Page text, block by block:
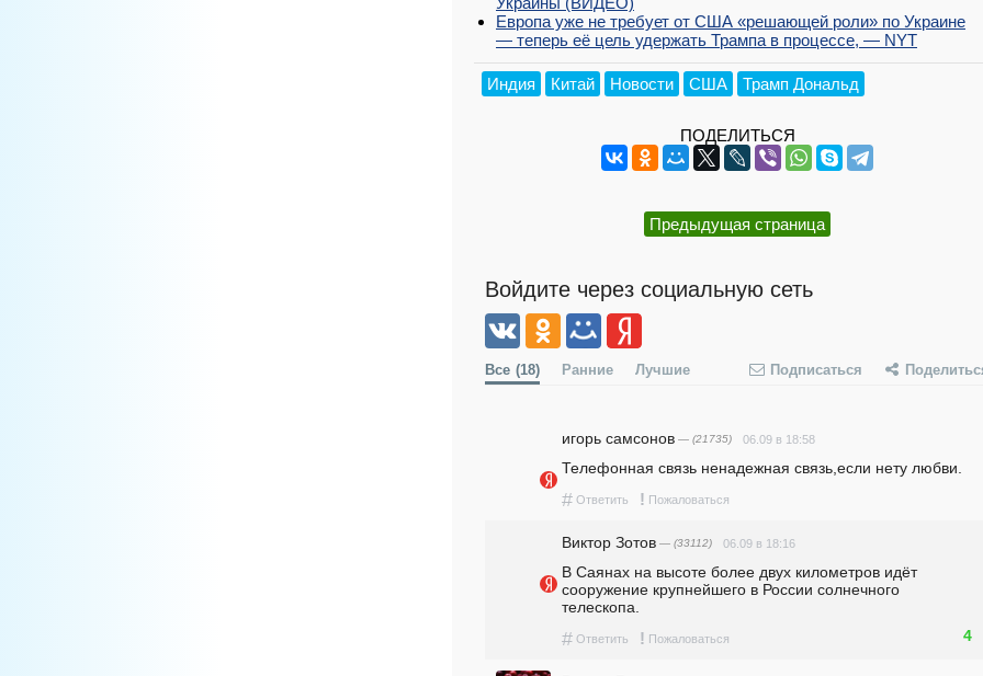
Европа уже не требует от США «решающей роли» по Украине
— теперь её цель удержать Трампа в процессе, — NYT
Индия Китай Новости США Трамп Дональд
ПОДЕЛИТЬСЯ
Предыдущая страница
Войдите через социальную сеть
Все (18) Ранние Лучшие Подписаться
игорь самсонов — (21735) 06.09 в 18:58
Телефонная связь ненадежная связь,если нету любви.
# Ответить ! Пожаловаться
Виктор Зотов — (33112) 06.09 в 18:16
В Саянах на высоте более двух километров идёт
сооружение крупнейшего в России солнечного
телескопа.
# Ответить ! Пожаловаться 4